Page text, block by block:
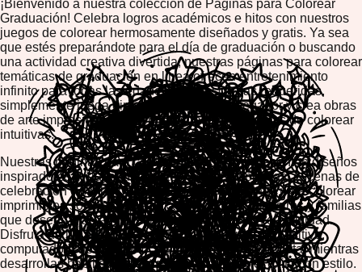
¡Bienvenido a nuestra colección de Páginas para Colorear
Graduación! Celebra logros académicos e hitos con nuestros
juegos de colorear hermosamente diseñados y gratis. Ya sea
que estés preparándote para el día de graduación o buscando
una actividad creativa divertida, nuestras páginas para colorear
temáticas de graduación en línea ofrecen entretenimiento
infinito para todas las edades. Sin descargas requeridas,
simplemente juega directamente en tu navegador y crea obras
de arte impresionantes con nuestras herramientas de colorear
intuitivas.
Nuestras páginas para colorear graduación presentan diseños
inspiradores incluyendo birretes y togas, diplomas, escenas de
celebración y símbolos de logros. Estas páginas para colorear
imprimibles son perfectas para estudiantes, maestros y familias
que desean marcar momentos especiales con creatividad.
Disfruta de jugabilidad relajante en cualquier dispositivo:
computadora de escritorio, dispositivo móvil o tableta, mientras
desarrollas habilidades artísticas y celebras el éxito con estilo.